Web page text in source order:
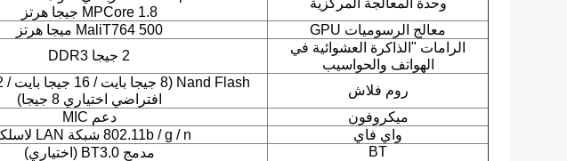
وحدة المعالجة المركزية
MPCore 1.8 جيجا هرتز
معالج الرسوميات GPU
MaliT764 500 ميجا هرتز
الرامات "الذاكرة العشوائية في
الهواتف والحواسيب
2 جيجا DDR3
روم فلاش
افتراضي اختياري 8 جيجا)
ميكروفون
دعم MIC
واي فاي
802.11b / g / n شبكة LAN لاسلكية
BT
مدمج BT3.0 (اختياري)